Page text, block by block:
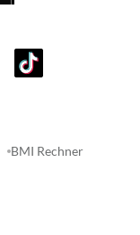
BMI Rechner